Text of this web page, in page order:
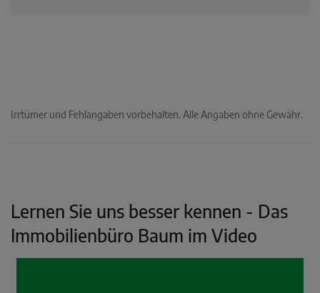
Irrtümer und Fehlangaben vorbehalten. Alle Angaben ohne Gewähr.
Lernen Sie uns besser kennen - Das
Immobilienbüro Baum im Video